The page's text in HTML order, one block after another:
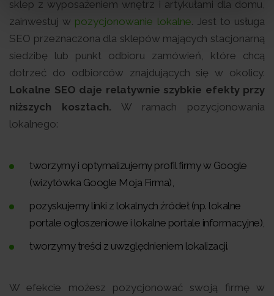
sklep z wyposażeniem wnętrz i artykułami dla domu,
zainwestuj w pozycjonowanie lokalne. Jest to usługa
SEO przeznaczona dla sklepów mających stacjonarną
siedzibę lub punkt odbioru zamówień, które chcą
dotrzeć do odbiorców znajdujących się w okolicy.
Lokalne SEO daje relatywnie szybkie efekty przy
niższych kosztach. W ramach pozycjonowania
lokalnego:
tworzymy i optymalizujemy profil firmy w Google
(wizytówka Google Moja Firma),
pozyskujemy linki z lokalnych źródeł (np. lokalne
portale ogłoszeniowe i lokalne portale informacyjne),
tworzymy treści z uwzględnieniem lokalizacji.
W efekcie możesz pozycjonować swoją firmę w